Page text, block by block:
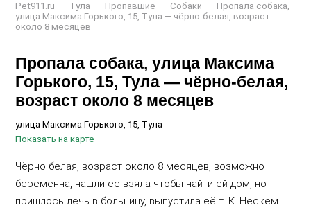
Pet911.ru Тула Пропавшие Собаки
Пропала собака,
улица Максима Горького, 15, Тула — чёрно-белая, возраст
около 8 месяцев
Пропала собака, улица Максима
Горького, 15, Тула — чёрно-белая,
возраст около 8 месяцев
улица Максима Горького, 15, Тула
Показать на карте
Чёрно белая, возраст около 8 месяцев, возможно
беременна, нашли ее взяла чтобы найти ей дом, но
пришлось лечь в больницу, выпустила её т. К. Нескем